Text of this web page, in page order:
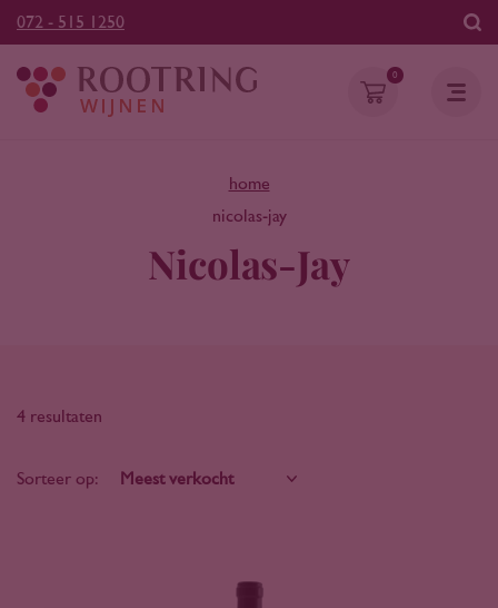
072 - 515 1250
0
home
nicolas-jay
Nicolas-Jay
4 resultaten
Sorteer op: